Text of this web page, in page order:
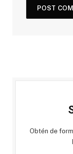
Obtén de